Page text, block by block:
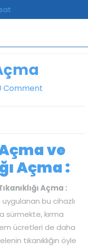
Comment
ve
Açma :
Açma :
bu cihazlı
sürmekte, kırma
ücretleri de daha
tıkanıklığın öyle